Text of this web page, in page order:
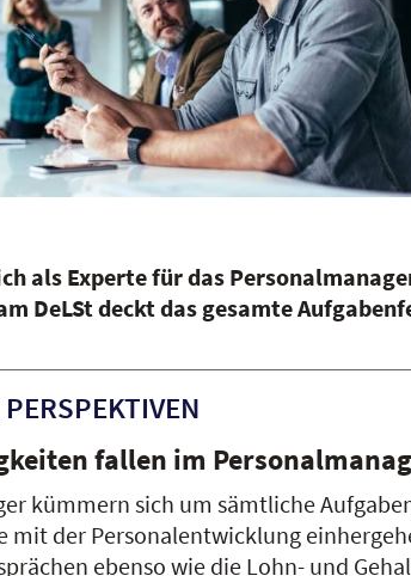
als Experte für das
DeLSt deckt das gesamte
fallen im
kümmern sich um sämtliche
mit der Personalentwicklung
ebenso wie die Lohn- und